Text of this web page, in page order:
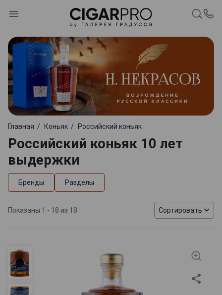
Главная Коньяк Российский коньяк
Российский коньяк 10 лет
выдержки
Бренды Разделы
Показаны 1 - 18 из 18 Сортировать